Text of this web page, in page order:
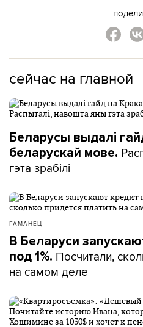
сейчас на главной
Беларусы выдалі
беларускай мове.
гэта зрабілі
ГАМАНЕЦ
В Беларуси
под 1%. Посчитали,
на самом деле